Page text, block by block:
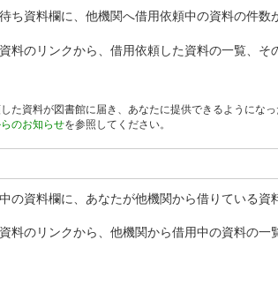
ち資料欄に、他機関へ借用依頼中の資料の件数
料のリンクから、借用依頼した資料の一覧、そ
た資料が図書館に届き、あなたに提供できるようにな
のお知らせを参照してください。
の資料欄に、あなたが他機関から借りている資
料のリンクから、他機関から借用中の資料の一